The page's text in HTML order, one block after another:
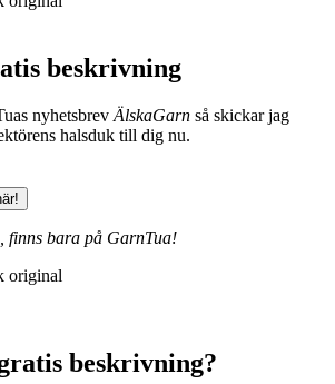
beskrivning
nyhetsbrev ÄlskaGarn så skickar jag
halsduk till dig nu.
finns bara på GarnTua!
beskrivning?